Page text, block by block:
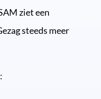
ziet een
steeds meer